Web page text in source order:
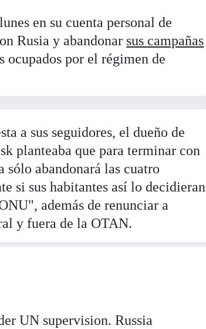
en su cuenta personal de
Rusia y abandonar sus campañas
por el régimen de
a sus seguidores, el dueño de
planteaba que para terminar con
sólo abandonará las cuatro
si sus habitantes así lo decidieran
además de renunciar a
y fuera de la OTAN.
UN supervision. Russia